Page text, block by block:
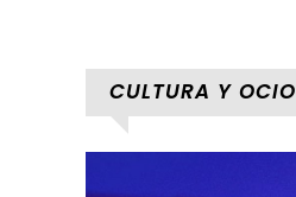
CULTURA Y OCIO